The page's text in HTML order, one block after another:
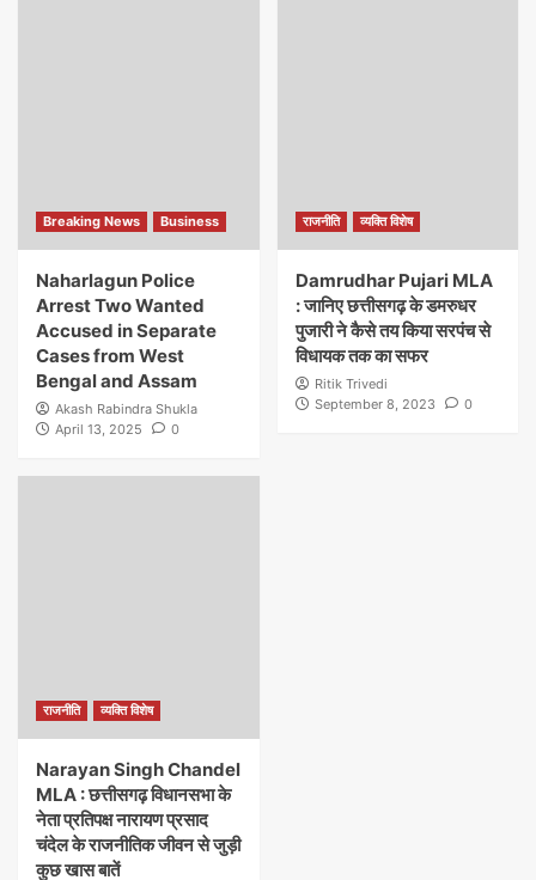
Breaking News Business
Naharlagun Police
Arrest Two Wanted
Accused in Separate
Cases from West
Bengal and Assam
Akash Rabindra Shukla
April 13, 2025
0
राजनीति व्यक्ति विशेष
Damrudhar Pujari MLA
: जानिए छत्तीसगढ़ के डमरुधर
पुजारी ने कैसे तय किया सरपंच से
विधायक तक का सफर
Ritik Trivedi
September 8, 2023
0
राजनीति व्यक्ति विशेष
Narayan Singh Chandel
MLA : छत्तीसगढ़ विधानसभा के
नेता प्रतिपक्ष नारायण प्रसाद
चंदेल के राजनीतिक जीवन से जुड़ी
कुछ खास बातें